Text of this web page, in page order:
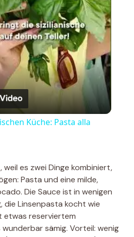
a
y
V
i
e
o
Küche: Pasta alla
weil es zwei Dinge kombiniert,
Pasta und eine milde,
Die Sauce ist in wenigen
die Linsenpasta kocht wie
etwas reserviertem
sämig. Vorteil: wenig